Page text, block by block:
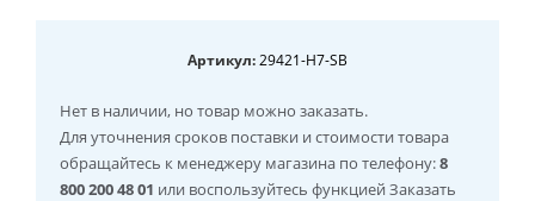
Артикул: 29421-H7-SB
Нет в наличии, но товар можно заказать.
Для уточнения сроков поставки и стоимости товара
обращайтесь к менеджеру магазина по телефону:8
800 200 48 01 или воспользуйтесь функцией Заказать